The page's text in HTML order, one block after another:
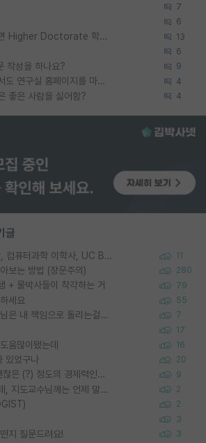
7
6
우리나라도 학구 열풍보면 Higher Doctorate 학위가 필요하다고 봅니다. 13
6
작성을 하나요? 9
카이스트 교수님들 중에서도 연구실 홈페이지를 마련 안 하신 분들이 계시던데 4
좋은 사람을 싫어함? 4
글
Korea University 수학, 컴퓨터과학 이학사, UC Berkeley 산업공학 대학원 공학박사가 되는 것은 쉽지 않겠죠? 11
보는 방법 (장문주의) 280
+ 물박사들이 착각하는 거 79
세요 55
왜 후배가 못하는걸 교수님은 내 책임으로 돌리는걸까요? 7
17
움많이됐는데 16
있었구나 20
박사진학하기에 2억은 괜찮은 (?) 정도의 경제력인가요 9
타대학원 컨텍 준비중인데, 지도교수님께는 언제 말씀드려야 할까요? 2
2
3
지 질문드려요! 3